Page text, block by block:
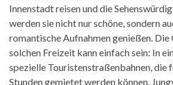
Innenstadt reisen und die
werden sie nicht nur schöne, sondern
romantische Aufnahmen genießen.
solchen Freizeit kann einfach sein: In
spezielle Touristenstraßenbahnen, die
Stunden gemietet werden können.